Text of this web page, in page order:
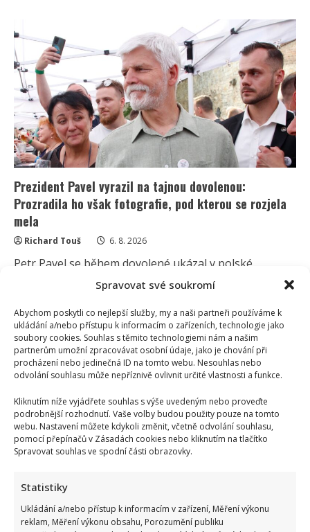
Spravovat své soukromí
Abychom poskytli co nejlepší služby, my a naši partneři používáme k
ukládání a/nebo přístupu k informacím o zařízeních, technologie jako
soubory cookies. Souhlas s těmito technologiemi nám a našim
partnerům umožní zpracovávat osobní údaje, jako je chování při
procházení nebo jedinečná ID na tomto webu. Nesouhlas nebo
odvolání souhlasu může nepříznivě ovlivnit určité vlastnosti a funkce.
Kliknutím níže vyjádřete souhlas s výše uvedeným nebo proveďte
podrobnější rozhodnutí. Vaše volby budou použity pouze na tomto
webu. Nastavení můžete kdykoli změnit, včetně odvolání souhlasu,
pomocí přepínačů v Zásadách cookies nebo kliknutím na tlačítko
Spravovat souhlas ve spodní části obrazovky.
Statistiky
Ukládání a/nebo přístup k informacím v zařízení, Měření výkonu
reklam, Měření výkonu obsahu, Porozumění publiku
79
let:
Oblíbený
bavič
2x
přežil
vlastní
smrt,
jeho
sestra
takové
štěstí
neměla
Prezident Pavel vyrazil na tajnou dovolenou:
Prozradila ho však fotografie, pod kterou se rozjela
mela
Richard Touš 6. 8. 2026
Petr Pavel se během dovolené ukázal v polské
Kudowě-Zdróji. Nenápadnost celé návštěvy teď budí
VíceRead
more
about
Prezident
Pavel
vyrazil
na
dovolenou:
Prozradila
ho
však
fotografie,
pod
mela